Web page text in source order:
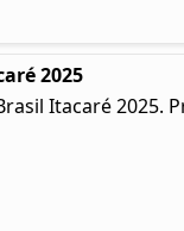
2025
Itacaré 2025.